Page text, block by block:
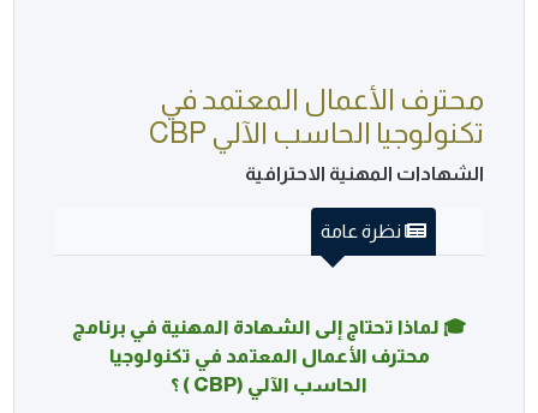
محترف الأعمال المعتمد في
تكنولوجيا الحاسب الآلي CBP
الشهادات المهنية الاحترافية
نظرة عامة
🎓 لماذا تحتاج إلى الشهادة المهنية في برنامج
محترف الأعمال المعتمد في تكنولوجيا
الحاسب الآلي (CBP ) ؟